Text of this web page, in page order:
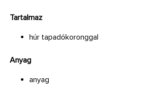
Tartalmaz
húr tapadókoronggal
Anyag
anyag